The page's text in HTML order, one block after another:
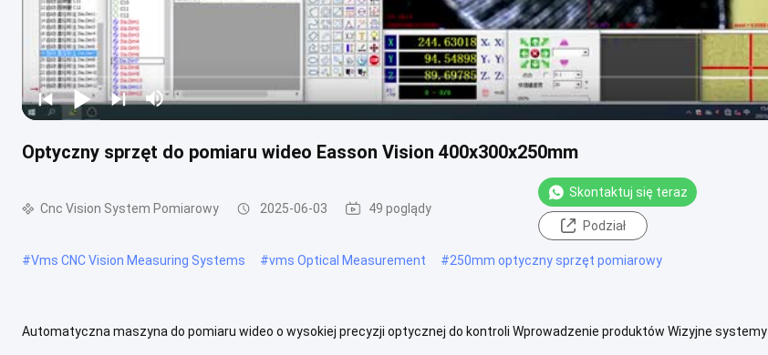
Optyczny sprzęt do pomiaru wideo Easson Vision 400x300x250mm
Cnc Vision System Pomiarowy 2025-06-03 49 poglądy
Skontaktuj się teraz
Podział
#Vms CNC Vision Measuring Systems #vms Optical Measurement #250mm optyczny sprzęt pomiarowy
Automatyczna maszyna do pomiaru wideo o wysokiej precyzji optycznej do kontroli Wprowadzenie produktów Wizyjne systemy